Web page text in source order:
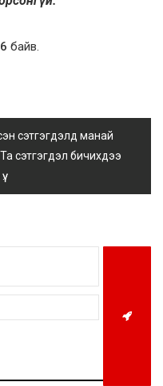
байв.
сэтгэгдэлд манай
Та сэтгэгдэл бичихдээ